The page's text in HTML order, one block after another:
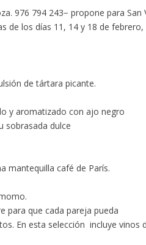
976 794 243− propone para San
de los días 11, 14 y 18 de
de tártara picante.
y aromatizado con ajo negro
sobrasada dulce
mantequilla café de París.
para que cada pareja pueda
En esta selección incluye vinos